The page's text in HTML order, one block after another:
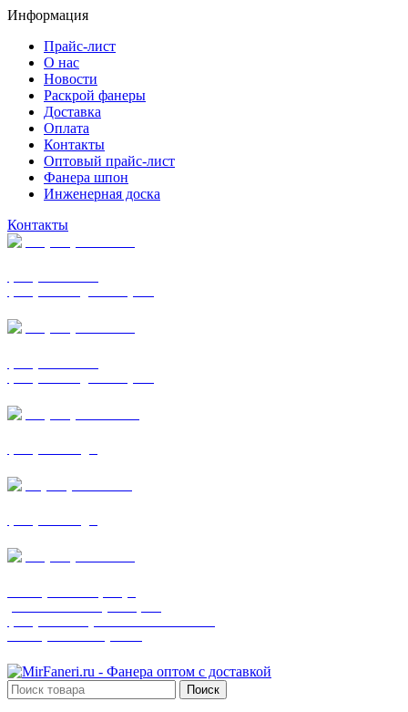
Информация
Прайс-лист
О нас
Новости
Раскрой фанеры
Доставка
Оплата
Контакты
Оптовый прайс-лист
Фанера шпон
Инженерная доска
Контакты
Поиск